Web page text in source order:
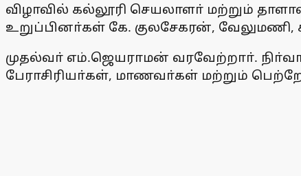
விழாவில் கல்லூரி செயலாளா் மற்றும்
உறுப்பினா்கள் கே. குலசேகரன், வேலுமணி,
முதல்வா் எம்.ஜெயராமன் வரவேற்றாா்.
பேராசிரியா்கள், மாணவா்கள் மற்றும்